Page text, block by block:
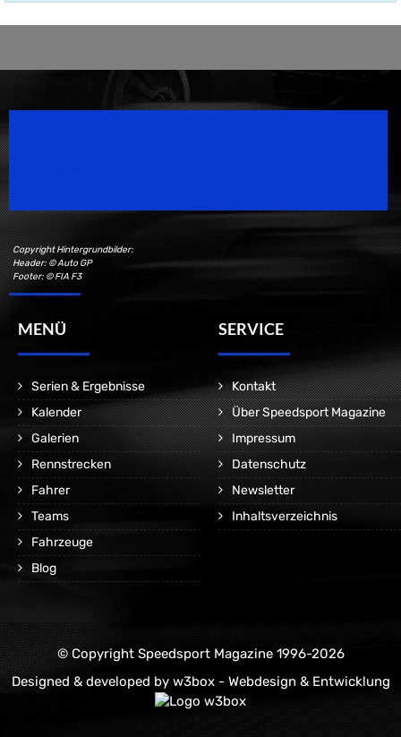
Copyright Hintergrundbilder:
Header: © Auto GP
Footer: © FIA F3
MENÜ
Serien & Ergebnisse
Kalender
Galerien
Rennstrecken
Fahrer
Teams
Fahrzeuge
Blog
SERVICE
Kontakt
Über Speedsport Magazine
Impressum
Datenschutz
Newsletter
Inhaltsverzeichnis
© Copyright Speedsport Magazine 1996-2026
Designed & developed by w3box - Webdesign & Entwicklung